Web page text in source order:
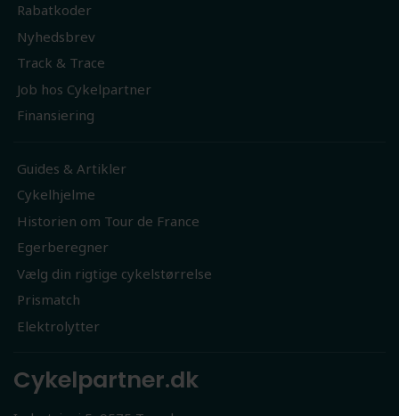
Rabatkoder
Nyhedsbrev
Track & Trace
Job hos Cykelpartner
Finansiering
Guides & Artikler
Cykelhjelme
Historien om Tour de France
Egerberegner
Vælg din rigtige cykelstørrelse
Prismatch
Elektrolytter
Cykelpartner.dk